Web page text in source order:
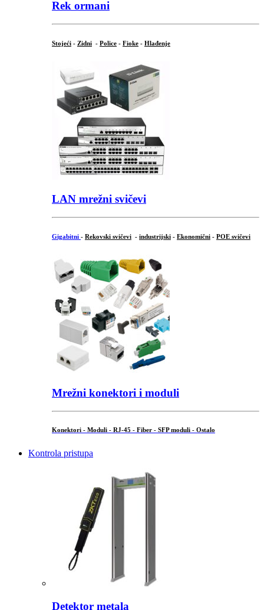
Rek ormani
Stojeći - Zidni - Police - Fioke - Hlađenje
LAN mrežni svičevi
Gigabitni - Rekovski svičevi - industrijski - Ekonomični - POE svičevi
Mrežni konektori i moduli
Konektori - Moduli - RJ-45 - Fiber - SFP moduli - Ostalo
Kontrola pristupa
Detektor metala